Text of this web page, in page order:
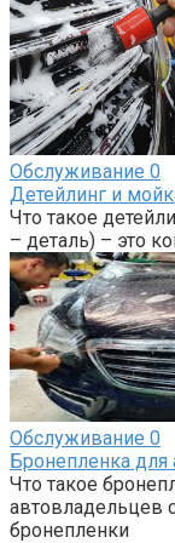
Обслуживание 0
Детейлинг и
Что такое
– деталь) – это
Обслуживание 0
Бронепленка
Что такое
автовладельцев
бронепленки